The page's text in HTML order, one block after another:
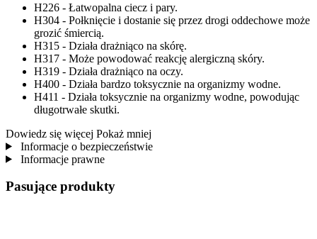
H226 - Łatwopalna ciecz i pary.
H304 - Połknięcie i dostanie się przez drogi oddechowe może
grozić śmiercią.
H315 - Działa drażniąco na skórę.
H317 - Może powodować reakcję alergiczną skóry.
H319 - Działa drażniąco na oczy.
H400 - Działa bardzo toksycznie na organizmy wodne.
H411 - Działa toksycznie na organizmy wodne, powodując
długotrwałe skutki.
Dowiedz się więcej Pokaż mniej
Informacje o bezpieczeństwie
Informacje prawne
Pasujące produkty